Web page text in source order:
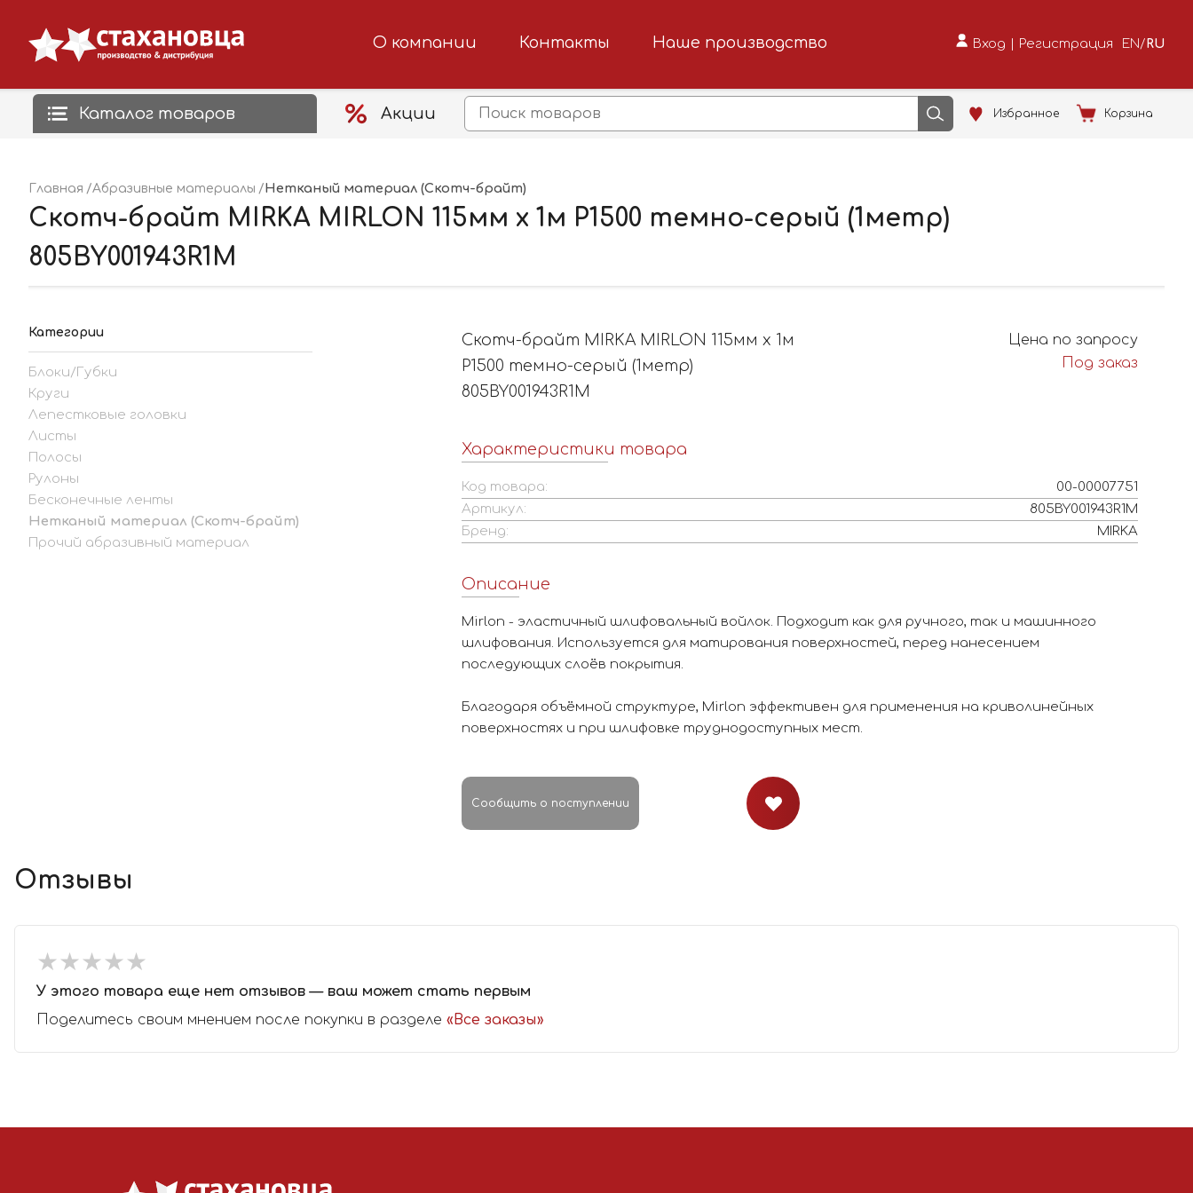
О компании Контакты Наше производство Вход | Регистрация EN /RU
Каталог товаров Акции Избранное Корзина
Главная Абразивные материалы Нетканый материал (Скотч-брайт)
Скотч-брайт MIRKA MIRLON 115мм x 1м Р1500 темно-серый (1метр)
805BY001943R1M
Категории
Блоки/Губки
Круги
Лепестковые головки
Листы
Полосы
Рулоны
Бесконечные ленты
Нетканый материал (Скотч-брайт)
Прочий абразивный материал
Скотч-брайт MIRKA MIRLON 115мм x 1м
Р1500 темно-серый (1метр)
805BY001943R1M
Характеристики товара
Код товара:
00-00007751
Артикул:
805BY001943R1M
Бренд:
MIRKA
Описание
Mirlon - эластичный шлифовальный войлок. Подходит как для ручного, так и машинного
шлифования. Используется для матирования поверхностей, перед нанесением
последующих слоёв покрытия.
Благодаря объёмной структуре, Mirlon эффективен для применения на криволинейных
поверхностях и при шлифовке труднодоступных мест.
Цена по запросу
Под заказ
Сообщить о поступлении
Отзывы
★★★★★
★★★★★
У этого товара еще нет отзывов — ваш может стать первым
Поделитесь своим мнением после покупки в разделе «Все заказы»